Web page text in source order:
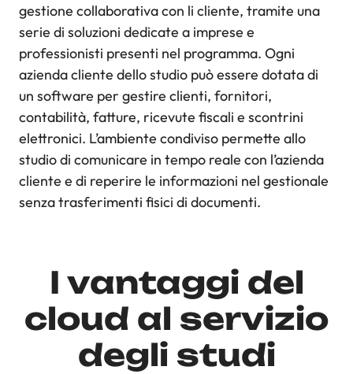
gestione collaborativa con li cliente, tramite una
serie di soluzioni dedicate a imprese e
professionisti presenti nel programma. Ogni
azienda cliente dello studio può essere dotata di
un software per gestire clienti, fornitori,
contabilità, fatture, ricevute fiscali e scontrini
elettronici. L’ambiente condiviso permette allo
studio di comunicare in tempo reale con l’azienda
cliente e di reperire le informazioni nel gestionale
senza trasferimenti fisici di documenti.
I vantaggi del
cloud al servizio
degli studi